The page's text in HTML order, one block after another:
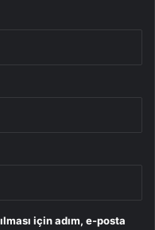
için adım, e-posta